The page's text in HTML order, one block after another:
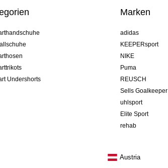
Undershorts
Marken
adidas
KEEPERsport
NIKE
Puma
REUSCH
Sells Goalkeeper
uhlsport
Elite Sport
rehab
Austria